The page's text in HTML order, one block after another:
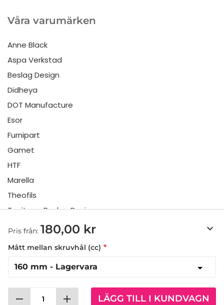
Pris från: 180,00 kr keyboard_arrow_down
Mått mellan skruvhål (cc)
remove add LÄGG TILL I KUNDVAGN
Våra varumärken
Anne Black
Aspa Verkstad
Beslag Design
Didheya
DOT Manufacture
Esor
Furnipart
Gamet
HTF
Marella
Theofils
Toniton x Beslag Design
Twentytwo
Viefe